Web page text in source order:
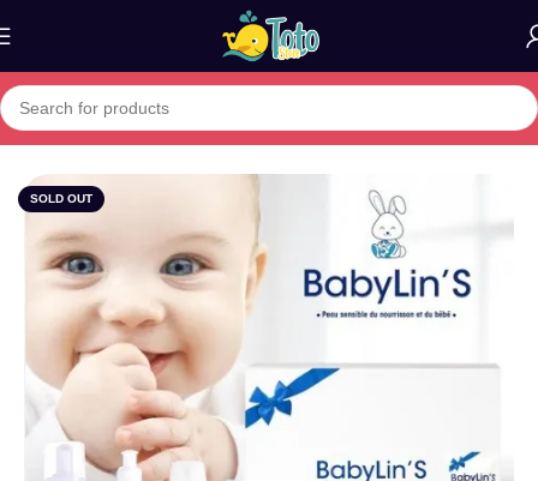
Home»Boutique»BABYLIN’S COFFRET
SOLD OUT